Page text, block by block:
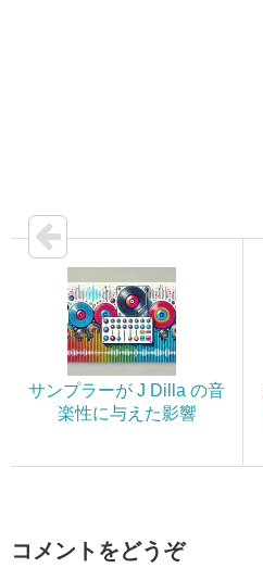
サンプラーが J Dilla の音
楽性に与えた影響
コメントをどうぞ